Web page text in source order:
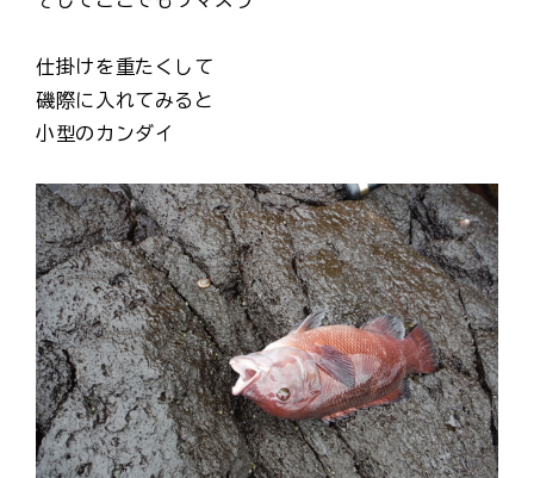
仕掛けを重たくして
磯際に入れてみると
小型のカンダイ